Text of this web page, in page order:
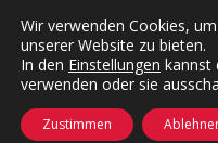
24
Wir verwenden Cookies,
unserer Website zu bieten.
In den Einstellungen kannst
verwenden oder sie
Zustimmen